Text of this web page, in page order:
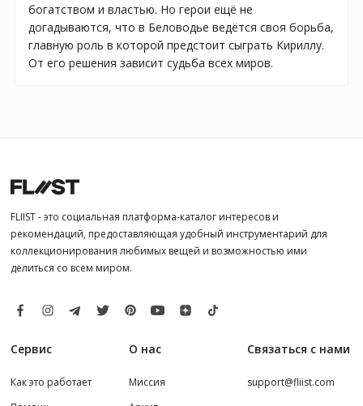
богатством и властью. Но герои ещё не
догадываются, что в Беловодье ведётся своя борьба,
главную роль в которой предстоит сыграть Кириллу.
От его решения зависит судьба всех миров.
FLIIST - это социальная платформа-каталог интересов и
рекомендаций, предоставляющая удобный инструментарий для
коллекционирования любимых вещей и возможностью ими
делиться со всем миром.
Сервис
Как это работает
О нас
Миссия
Связаться с нами
support@fliist.com